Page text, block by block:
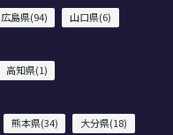
広島県(94) 山口県(6)
高知県(1)
熊本県(34)
大分県(18)